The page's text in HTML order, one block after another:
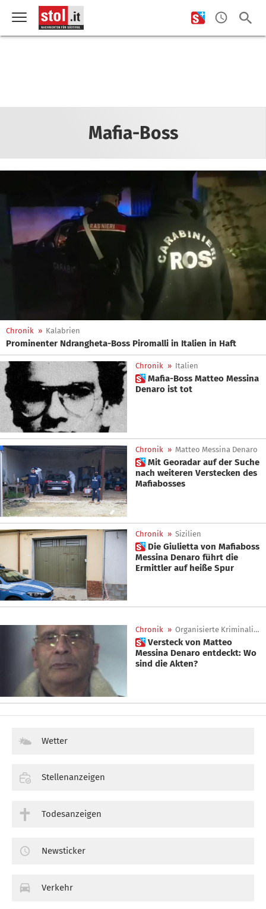
Mafia-Boss
Chronik » Kalabrien
Prominenter Ndrangheta-Boss Piromalli in Italien in Haft
Chronik » Italien
 Mafia-Boss Matteo Messina
Denaro ist tot
Chronik » Matteo Messina Denaro
 Mit Georadar auf der Suche
nach weiteren Verstecken des
Mafiabosses
Chronik » Sizilien
 Die Giulietta von Mafiaboss
Messina Denaro führt die
Ermittler auf heiße Spur
Chronik » Organisierte Kriminalität
 Versteck von Matteo
Messina Denaro entdeckt: Wo
sind die Akten?
Wetter
Stellenanzeigen
Todesanzeigen
Newsticker
Verkehr